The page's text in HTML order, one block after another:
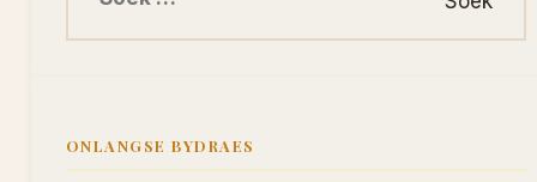
ONLANGSE BYDRAES